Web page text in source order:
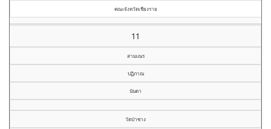
คณะจังหวัดเชียงราย
11
สามเณร
ปฏิภาณ
นันตา
วัดป่าซาง